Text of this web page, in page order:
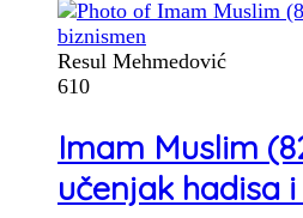
Resul Mehmedović
610
Imam Muslim
učenjak hadisa